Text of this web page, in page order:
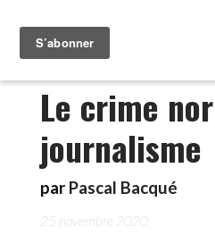
Le crime
journalisme
par Pascal Bacqué
25 novembre 2020